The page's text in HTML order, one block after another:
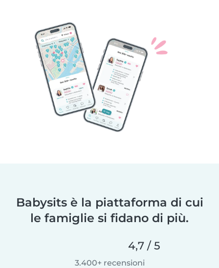
Babysits è la piattaforma di cui
le famiglie si fidano di più.
4,7 / 5
3.400+ recensioni